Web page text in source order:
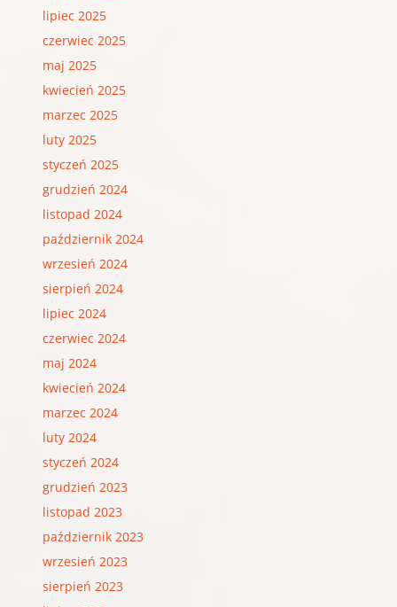
lipiec 2025
czerwiec 2025
maj 2025
kwiecień 2025
marzec 2025
luty 2025
styczeń 2025
grudzień 2024
listopad 2024
październik 2024
wrzesień 2024
sierpień 2024
lipiec 2024
czerwiec 2024
maj 2024
kwiecień 2024
marzec 2024
luty 2024
styczeń 2024
grudzień 2023
listopad 2023
październik 2023
wrzesień 2023
sierpień 2023